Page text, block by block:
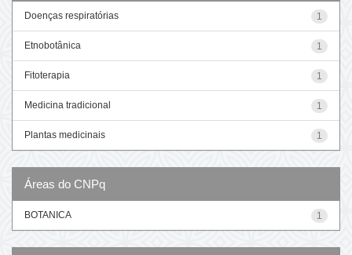
1
Doenças respiratórias
1
Etnobotânica
1
Fitoterapia
1
Medicina tradicional
1
Plantas medicinais
Áreas do CNPq
1
BOTANICA